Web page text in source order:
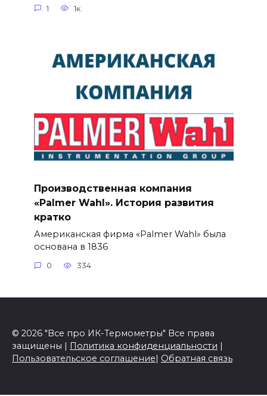
1 1к.
Производственная компания
«Palmer Wahl». История развития
кратко
Американская фирма «Palmer Wahl» была
основана в 1836
0 334
© 2026 "Все про ИК-Термометры" Все права
защищены | Политика конфиденциальности |
Пользовательское соглашение| Обратная связь